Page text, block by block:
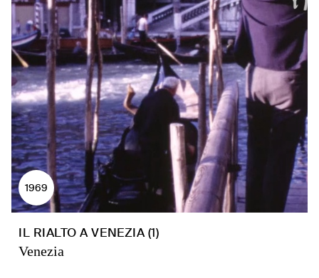
1969
IL RIALTO A VENEZIA (1)
Venezia